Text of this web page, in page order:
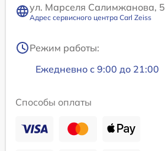
ул. Марселя Салимжанова, 5
Адрес сервисного центра Carl Zeiss
Режим работы:
Ежедневно с 9:00 до 21:00
Способы оплаты